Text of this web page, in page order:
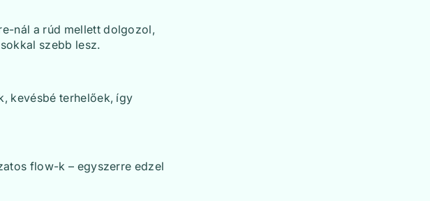
nál a rúd mellett dolgozol,
szebb lesz.
kevésbé terhelőek, így
flow-k – egyszerre edzel